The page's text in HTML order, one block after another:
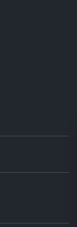
то Покупателю
въезда